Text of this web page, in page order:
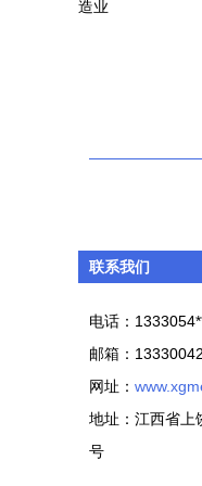
造业
联系我们
电话：
邮箱：
网址：
地址：江西省上
号